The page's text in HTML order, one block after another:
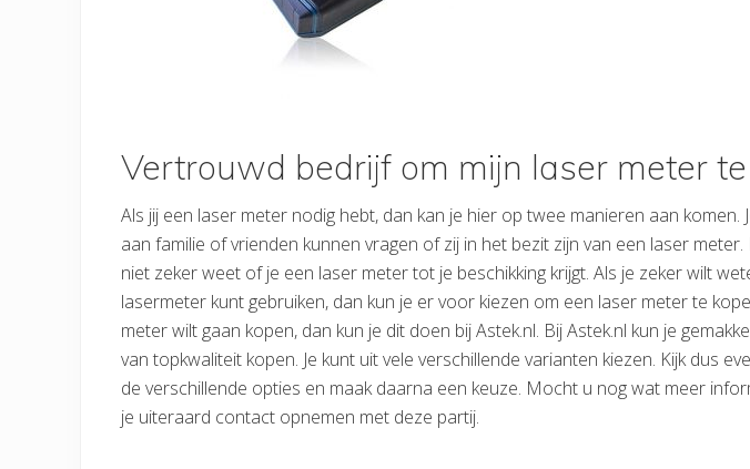
Vertrouwd bedrijf om mijn laser meter
Als jij een laser meter nodig hebt, dan kan je hier op twee manieren aan komen.
aan familie of vrienden kunnen vragen of zij in het bezit zijn van een laser
niet zeker weet of je een laser meter tot je beschikking krijgt. Als je zeker wilt
lasermeter kunt gebruiken, dan kun je er voor kiezen om een laser meter te
meter wilt gaan kopen, dan kun je dit doen bij Astek.nl. Bij Astek.nl kun je
van topkwaliteit kopen. Je kunt uit vele verschillende varianten kiezen. Kijk dus
de verschillende opties en maak daarna een keuze. Mocht u nog wat meer
je uiteraard contact opnemen met deze partij.